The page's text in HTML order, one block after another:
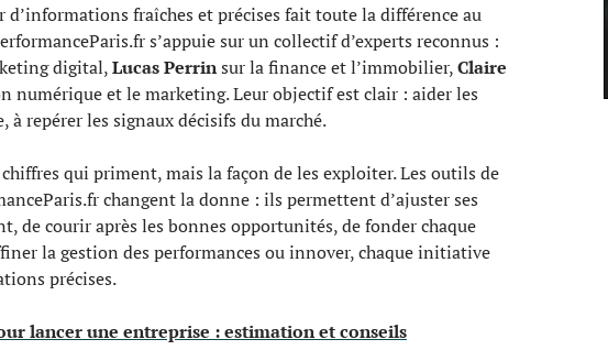
fraîches et précises fait toute la différence au
s’appuie sur un collectif d’experts reconnus :
digital,Lucas Perrinsur la finance et l’immobilier,Claire
numérique et le marketing. Leur objectif est clair : aider les
à repérer les signaux décisifs du marché.
qui priment, mais la façon de les exploiter. Les outils de
changent la donne : ils permettent d’ajuster ses
de courir après les bonnes opportunités, de fonder chaque
la gestion des performances ou innover, chaque initiative
précises.
lancer une entreprise : estimation et conseils